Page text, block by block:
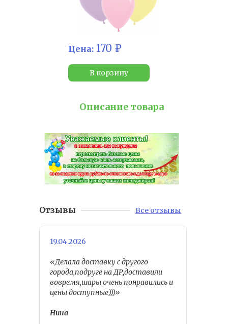
Отзывы Все отзывы
19.04.2026
«Делала доставку с другого
города,подруге на ДР,доставили
вовремя,шары очень понравились и
цены доступные)))»
Нина
Цена: 170 ₽
В корзину
Описание товара